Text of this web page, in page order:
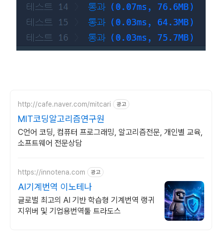
http://cafe.naver.com/mitcari 광고
MIT코딩알고리즘연구원
C언어 코딩, 컴퓨터 프로그래밍, 알고리즘전문, 개인별 교육,
소프트웨어 전문상담
https://innotena.com 광고
AI기계번역 이노테나
글로벌 최고의 AI 기반 학습형 기계번역 랭귀
지위버 및 기업용번역툴 트라도스